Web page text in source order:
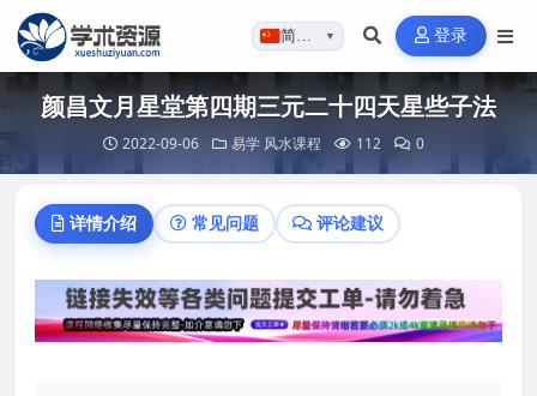
简体…▼ 登录
颜昌文月星堂第四期三元二十四天星些子法
2022-09-06 易学 风水课程 112 0
详情介绍 常见问题 评论建议